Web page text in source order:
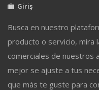
Giriş
Busca en nuestro
producto o servicio, mira
comerciales de nuestros
mejor se ajuste a tus
que más te guste para